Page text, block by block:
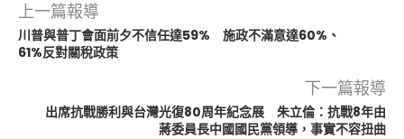
上一篇報導
川普與普丁會面前夕不信任達59% 施政不滿意達60%、
61%反對關稅政策
下一篇報導
出席抗戰勝利與台灣光復80周年紀念展 朱立倫：抗戰8年由
蔣委員長中國國民黨領導，事實不容扭曲